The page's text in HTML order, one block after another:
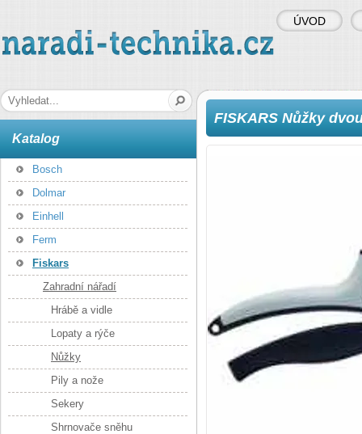
naradi-technika.cz
FISKARS Nůžky
Katalog
Bosch
Dolmar
Einhell
Ferm
Fiskars
Zahradní nářadí
Hrábě a vidle
Lopaty a rýče
Nůžky
Pily a nože
Sekery
Shrnovače sněhu
ÚVOD
Hledaná fráze